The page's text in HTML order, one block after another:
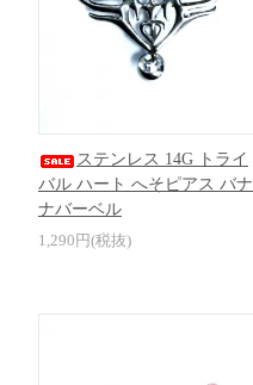
ステンレス 14G トライ
バル ハート へそピアス バナ
ナバーベル
1,290円(税抜)